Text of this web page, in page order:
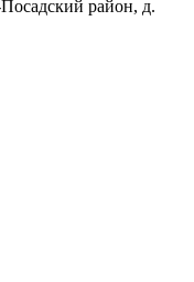
район, д.